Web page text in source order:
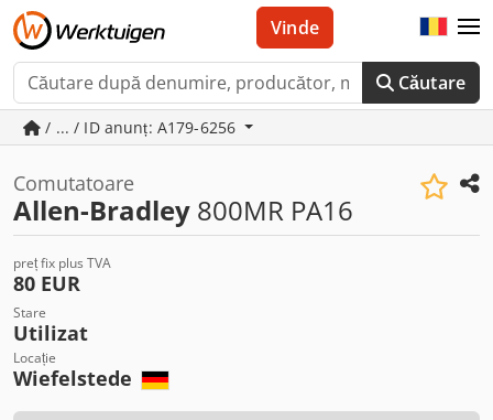
Căutare
Vinde
/ ... / ID anunț: A179-6256
Comutatoare
Allen-Bradley 800MR PA16
preț fix plus TVA
80 EUR
Stare
Utilizat
Locație
Wiefelstede